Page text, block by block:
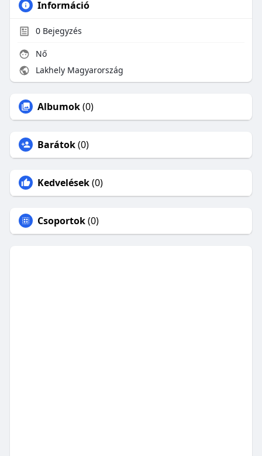
Információ
0Bejegyzés
Nő
Lakhely Magyarország
Albumok(0)
Barátok(0)
Kedvelések(0)
Csoportok(0)